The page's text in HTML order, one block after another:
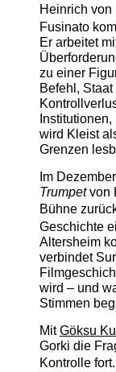
Heinrich von
Fusinato
Er arbeitet
zu einer
Befehl,
wird Kleist
Grenzen
Im
Trumpetvon
Bühne
Geschichte
Altersheim
verbindet
wird – und
Stimmen
MitGöksu
Gorki die
Kontrolle fort.